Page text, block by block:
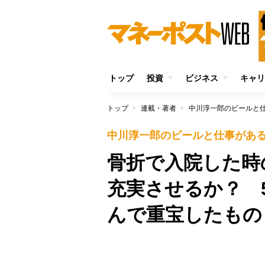
トップ 投資 ビジネス キャ
トップ 連載・著者 中川淳一郎のビールと
中川淳一郎のビールと仕事があ
骨折で入院した
充実させるか？
んで重宝したもの